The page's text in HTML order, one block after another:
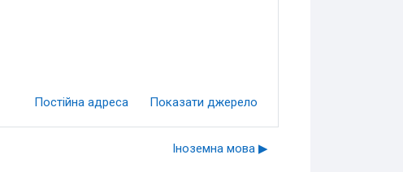
Постійна адреса Показати джерело
Іноземна мова ▶︎